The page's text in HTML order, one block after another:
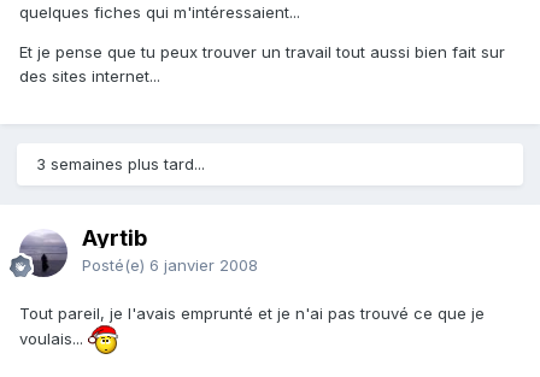
quelques fiches qui m'intéressaient...
Et je pense que tu peux trouver un travail tout aussi bien fait sur
des sites internet...
3 semaines plus tard...
Ayrtib
Posté(e) 6 janvier 2008
Tout pareil, je l'avais emprunté et je n'ai pas trouvé ce que je
voulais...